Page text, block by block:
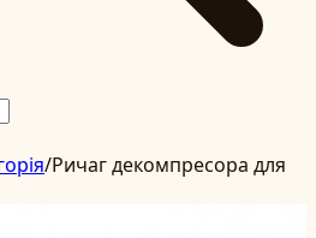
/Ричаг декомпресора для